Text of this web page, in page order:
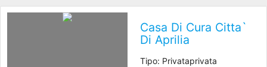
Casa Di Cura Citta`
Di Aprilia
Tipo: Privataprivata